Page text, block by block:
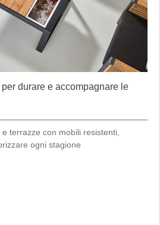
durare e accompagnare le
terrazze con mobili resistenti,
ogni stagione